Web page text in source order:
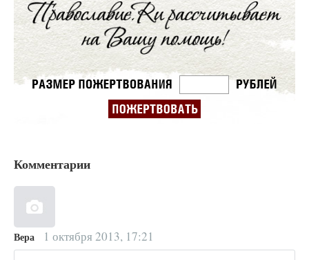
Комментарии
Вера 1 октября 2013, 17:21